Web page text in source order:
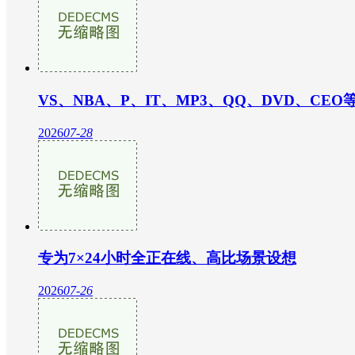
VS、NBA、P、IT、MP3、QQ、DVD、CEO
202607-28
专为7×24小时全正在线、高比场景设想
202607-26